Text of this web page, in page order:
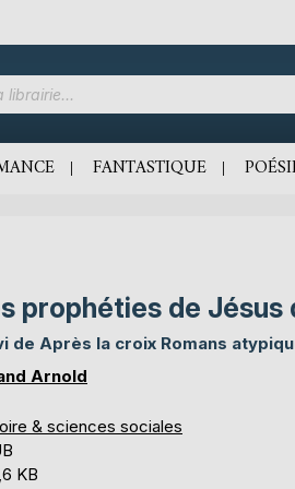
FANTASTIQUE
prophéties de Jésus
de Après la croix Romans
Arnold
& sciences sociales
KB